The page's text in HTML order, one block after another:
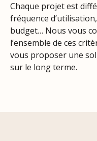
Chaque projet est
fréquence
budget… Nous vous
l’ensemble de ces
vous proposer une
sur le long terme.